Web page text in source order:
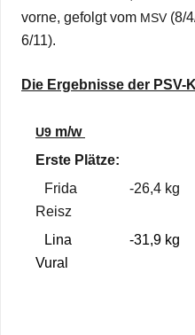
vorne, gefolgt vom MSV (8/​
6/​11).
Die Ergeb­nisse der PSV-
U9 m/​w
Erste Plätze:
Frida
Reisz
-26,4 kg
Lina
Vural
-31,9 kg